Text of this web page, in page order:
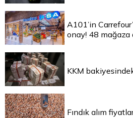
A101’in
onay! 48 mağaza
KKM
Fındık alım